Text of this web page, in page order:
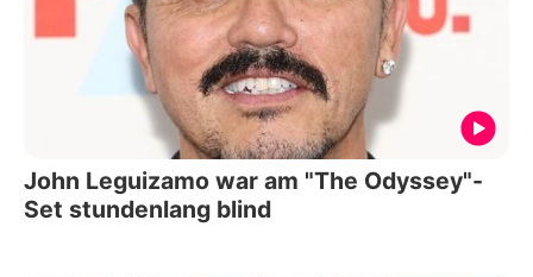
John Leguizamo war am "The Odyssey"-
Set stundenlang blind